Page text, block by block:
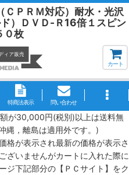
ＰＲＭ対応）耐水・光沢
）ＤＶＤ-Ｒ16倍１スピン
０枚
カート
特商法表示 問い合わせ
が30,000円(税別)以上は送料無
縄，離島は適用外です。)
格が表示され最新の価格が表示さ
ざいませんがカートに入れた際に
ジ下記部分の【ＰＣサイト】をク